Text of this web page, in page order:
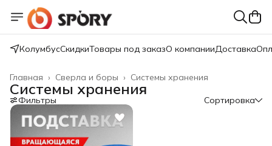
КолумбусСкидкиТовары под заказО компанииДоставка
Системы хранения
Сверла и боры ›
Главная ›
Системы хранения
Фильтры Сортировка